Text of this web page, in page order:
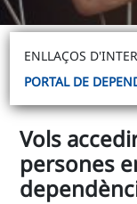
ENLLAÇOS
PORTAL DE
Vols
persones